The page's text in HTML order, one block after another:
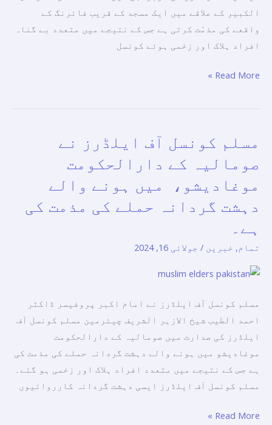
اس
کے
کردار
تبادلہ
کیا۔
الکبیر کے علاقے میں ایک مسجد کے قریب فائرنگ کے
واقعے کی مذمّت کرتی ہے جس کے نتیجے میں متعدد بے گناہ
افراد ہلاک اور زخمی ہوئے کونسل
کی
مذمت
کرتی
ہے۔
Read More »
مسلم کونسل آف ایلڈرز نے
صومالیہ کے دارالحکومت
موغادیشو، میں ہونے والے
دہشت گردانہ حملے کی مذمت کی
ہے۔
تمام, خبریں / جولائی 16, 2024
مسلم کونسل آف ایلڈرز نے امام اکبر پروفیسر ڈاکٹر
احمد الطیب شیخ الازہر الشریف چیئرمین مسلم کونسل آف
ایلڈرز کی صدارت میں صومالیہ کے دارالحکومت
موغادیشو میں ہونے والے دہشت گردانہ حملے کی مذمت کی
ہے جس کے نتیجے میں متعدد افراد ہلاک اور زخمی ہو گئے۔
مسلم کونسل آف ایلڈرز ایسی دہشت گردانہ کارروائیوں
آف
ایلڈرز
کے
دارالحکومت
موغادیشو،
ہونے
والے
دہشت
گردانہ
حملے
کی
کی
Read More »